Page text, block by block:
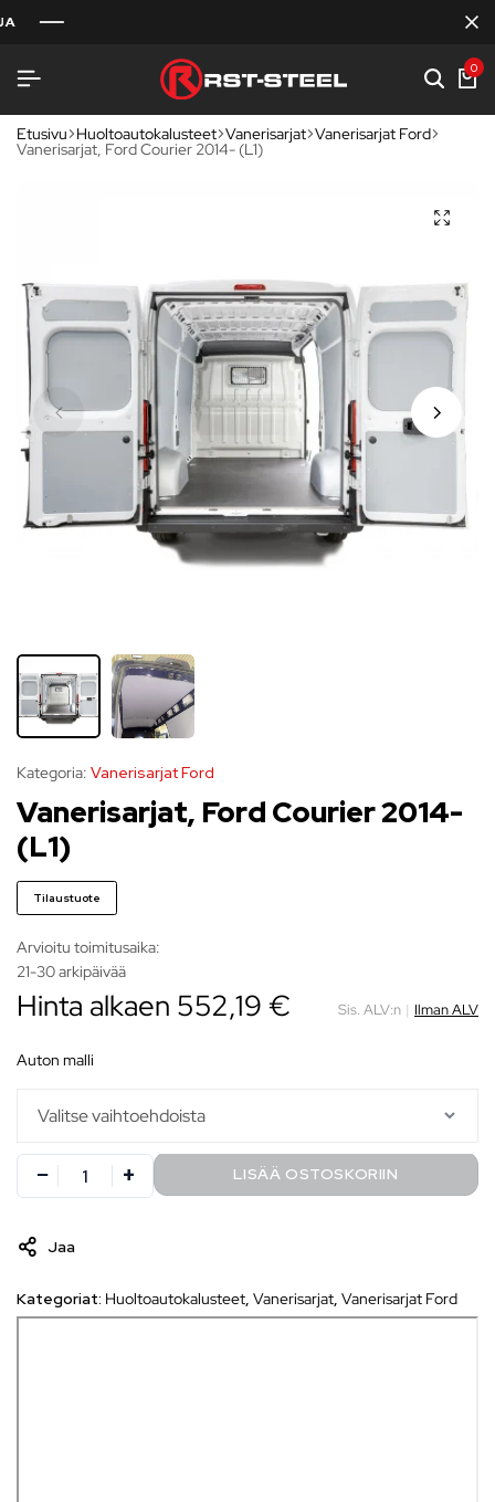
0
Etusivu Huoltoautokalusteet Vanerisarjat Vanerisarjat Ford
Vanerisarjat, Ford Courier 2014- (L1)
Kategoria: Vanerisarjat Ford
Vanerisarjat, Ford Courier 2014-
(L1)
Tilaustuote
Arvioitu toimitusaika:
21-30 arkipäivää
Hinta alkaen 552,19 € Sis. ALV:n | Ilman ALV
auton malli
LISÄÄ OSTOSKORIIN
Jaa
Kategoriat: Huoltoautokalusteet, Vanerisarjat, Vanerisarjat Ford